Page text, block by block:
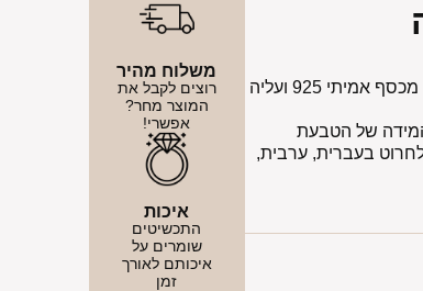
טבעת כתר גדול לחריטה – טבעת כתר עדינה עשויה מכסף אמיתי 925 ועליה
של הטבעת
בעברית, ערבית,
משלוח מהיר
רוצים לקבל את
המוצר מחר?
אפשרי!
איכות
התכשיטים
שומרים על
איכותם לאורך
זמן